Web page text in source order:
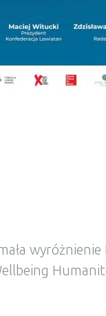
wyróżnienie